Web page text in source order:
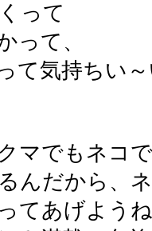
って
って、
て気持ちい
マでもネコ
んだから、
てあげよう